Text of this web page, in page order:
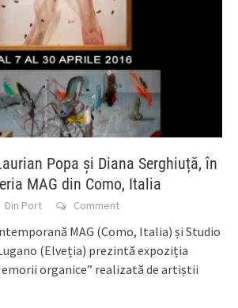
Popa și Diana Serghiuță, în
MAG din Como, Italia
Din Port Comment
MAG (Como, Italia) și Studio
(Elveția) prezintă expoziția
organice” realizată de artiștii